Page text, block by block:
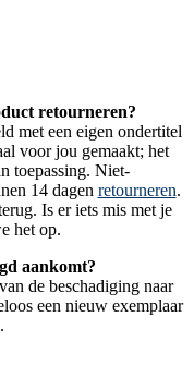
retourneren?
met een eigen ondertitel
voor jou gemaakt; het
toepassing. Niet-
14 dagen retourneren.
Is er iets mis met je
het op.
aankomt?
de beschadiging naar
een nieuw exemplaar